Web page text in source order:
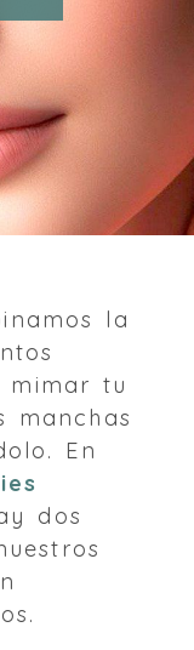
la
mimar tu
manchas
En
dos